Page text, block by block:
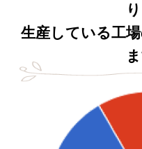
生産している工